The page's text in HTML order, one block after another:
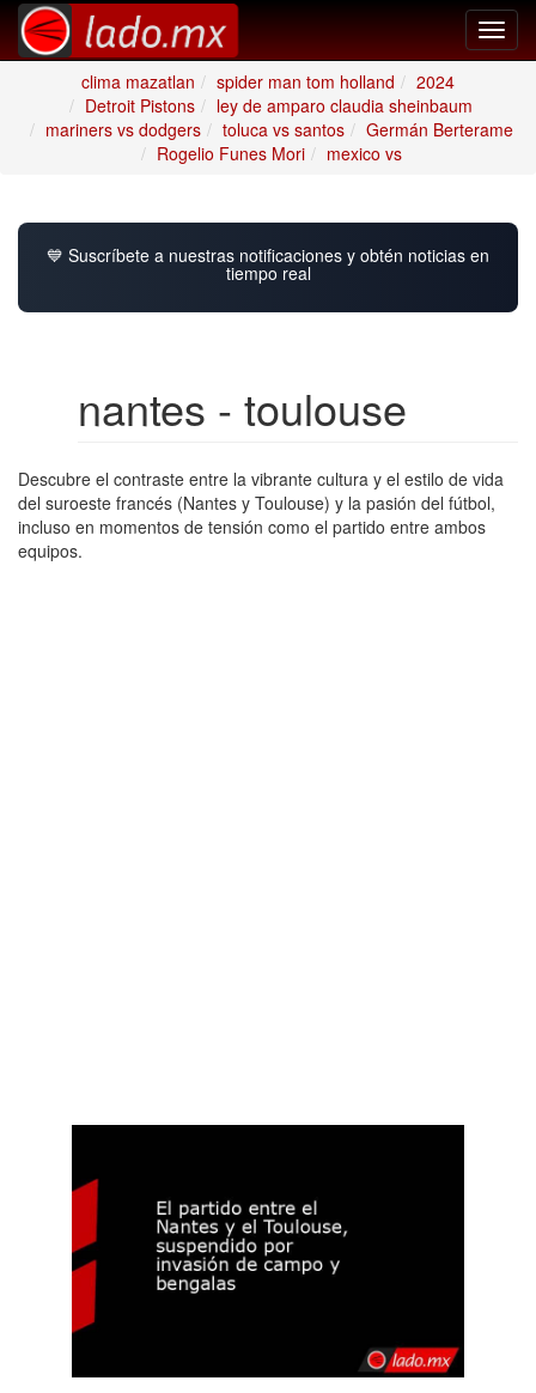
clima mazatlan
spider man tom holland
2024
Detroit Pistons
ley de amparo claudia sheinbaum
mariners vs dodgers
toluca vs santos
Germán Berterame
Rogelio Funes Mori
mexico vs
💙 Suscríbete a nuestras notificaciones y obtén noticias en
tiempo real
nantes - toulouse
Descubre el contraste entre la vibrante cultura y el estilo de vida
del suroeste francés (Nantes y Toulouse) y la pasión del fútbol,
incluso en momentos de tensión como el partido entre ambos
equipos.